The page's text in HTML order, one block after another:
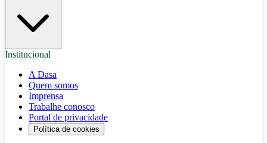
Institucional
A Dasa
Quem somos
Imprensa
Trabalhe conosco
Portal de privacidade
Política de cookies